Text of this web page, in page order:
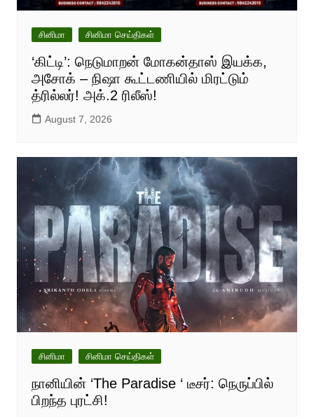
சினிமா சினிமா செய்திகள்
‘கிட்டி’: நெடுமாறன் மோகன்தாஸ் இயக்க,
அசோக் – நிஷா கூட்டணியில் மிரட்டும்
த்ரில்லர்! அக்.2 ரிலீஸ்!
August 7, 2026
சினிமா சினிமா செய்திகள்
நானியின் ‘The Paradise ‘ டீசர்: நெருப்பில்
பிறந்த புரட்சி!